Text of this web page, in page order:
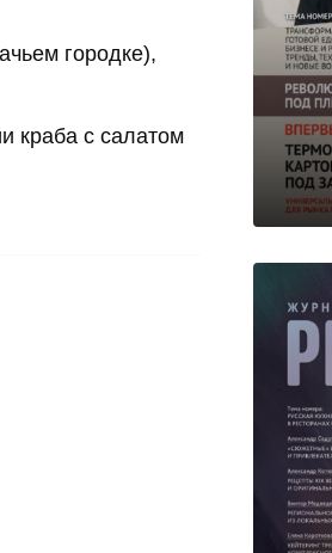
городке),
краба с салатом